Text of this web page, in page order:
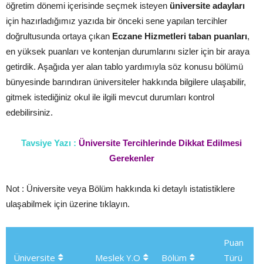
öğretim dönemi içerisinde seçmek isteyen üniversite adayları
için hazırladığımız yazıda bir önceki sene yapılan tercihler
doğrultusunda ortaya çıkan Eczane Hizmetleri taban puanları,
en yüksek puanları ve kontenjan durumlarını sizler için bir araya
getirdik. Aşağıda yer alan tablo yardımıyla söz konusu bölümü
bünyesinde barındıran üniversiteler hakkında bilgilere ulaşabilir,
gitmek istediğiniz okul ile ilgili mevcut durumları kontrol
edebilirsiniz.
Tavsiye Yazı : Üniversite Tercihlerinde Dikkat Edilmesi
Gerekenler
Not : Üniversite veya Bölüm hakkında ki detaylı istatistiklere
ulaşabilmek için üzerine tıklayın.
Üniversite Meslek Y.O Bölüm
Puan
Türü